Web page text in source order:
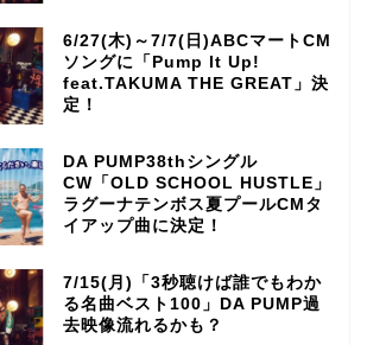
6/27(木)～7/7(日)ABCマートCM
ソングに「Pump It Up!
feat.TAKUMA THE GREAT」決
定！
DA PUMP38thシングル
CW「OLD SCHOOL HUSTLE」
ラグーナテンボス夏プールCMタ
イアップ曲に決定！
7/15(月)「3秒聴けば誰でもわか
る名曲ベスト100」DA PUMP過
去映像流れるかも？